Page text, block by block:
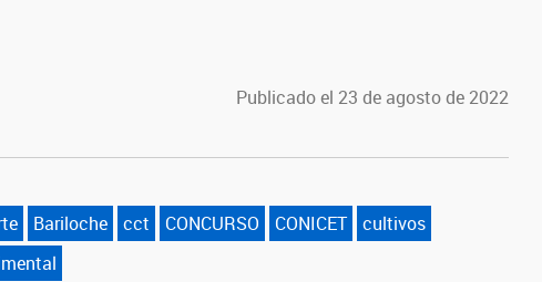
Publicado el 23 de agosto de 2022
Bariloche cct CONCURSO CONICET
cultivos